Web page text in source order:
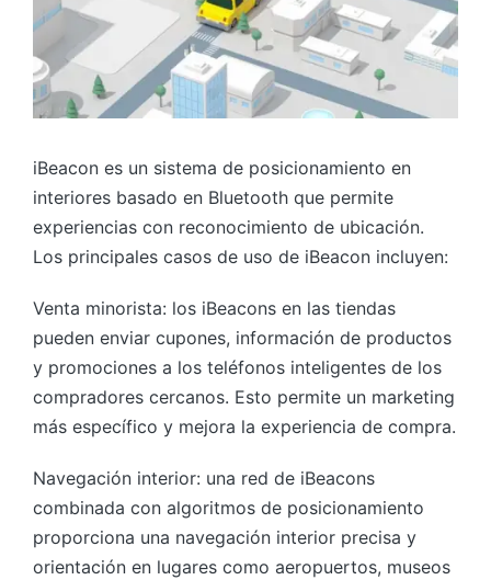
iBeacon es un sistema de posicionamiento en
interiores basado en Bluetooth que permite
experiencias con reconocimiento de ubicación.
Los principales casos de uso de iBeacon incluyen:
Venta minorista: los iBeacons en las tiendas
pueden enviar cupones, información de productos
y promociones a los teléfonos inteligentes de los
compradores cercanos. Esto permite un marketing
más específico y mejora la experiencia de compra.
Navegación interior: una red de iBeacons
combinada con algoritmos de posicionamiento
proporciona una navegación interior precisa y
orientación en lugares como aeropuertos, museos